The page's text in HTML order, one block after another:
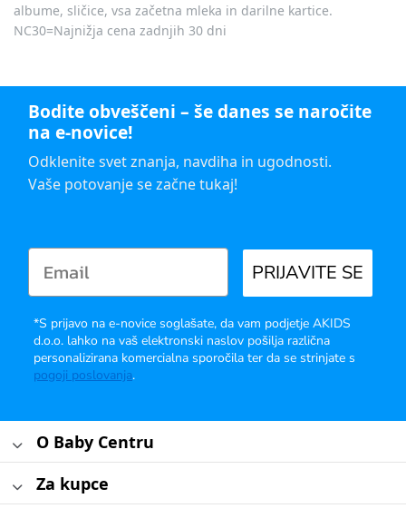
albume, sličice, vsa začetna mleka in darilne kartice.
NC30=Najnižja cena zadnjih 30 dni
Bodite obveščeni – še danes se naročite
na e-novice!
Odklenite svet znanja, navdiha in ugodnosti.
Vaše potovanje se začne tukaj!
PRIJAVITE SE
*S prijavo na e-novice soglašate, da vam podjetje AKIDS
d.o.o. lahko na vaš elektronski naslov pošilja različna
personalizirana komercialna sporočila ter da se strinjate s
pogoji poslovanja.
O Baby Centru
Za kupce